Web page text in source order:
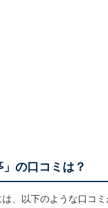
」の口コミは？
は、以下のような口コ